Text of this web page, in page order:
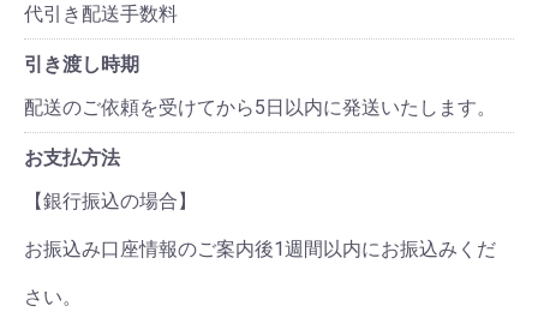
代引き配送手数料
引き渡し時期
配送のご依頼を受けてから5日以内に発送いたします。
お支払方法
【銀行振込の場合】
お振込み口座情報のご案内後1週間以内にお振込みくだ
さい。